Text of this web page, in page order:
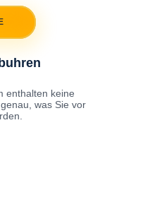
enthalten keine
was Sie vor